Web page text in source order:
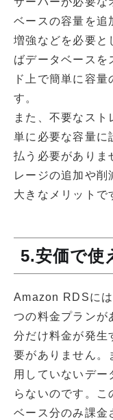
ベースの容量を追
増強などを必要
ばデータベースを
ド上で簡単に容
す。
また、不要なス
単に必要な容量に
払う必要がありま
レージの追加や
大きなメリットで
5.安価で使
Amazon RDSに
つの料金プランが
分だけ料金が発生
要がありません。
用していないデー
らないのです。こ
ベース分のみ課金